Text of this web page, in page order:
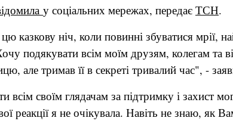
у соціальних мережах, передає ТСН.
казкову ніч, коли повинні збуватися мрії,
подякувати всім моїм друзям, колегам та
але тримав її в секреті тривалий час", -
всім своїм глядачам за підтримку і захист
реакції я не очікувала. Навіть не знаю, як